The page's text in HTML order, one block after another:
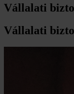
Vállalati
Vállalati